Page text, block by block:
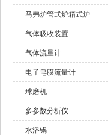
马弗炉管式炉箱式炉
气体吸收装置
气体流量计
电子皂膜流量计
球磨机
多参数分析仪
水浴锅